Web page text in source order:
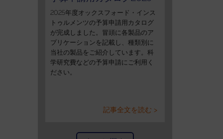
2025年度オックスフォード・インス
トゥルメンツの予算申請用カタログ
が完成しました。冒頭に各製品のア
プリケーションを記載し、種類別に
当社の製品をご紹介しています。科
学研究費などの予算申請にご利用く
ださい。
記事全文を読む >